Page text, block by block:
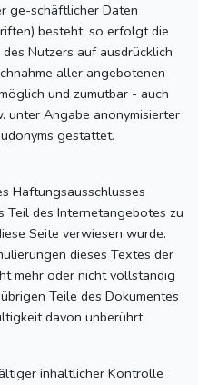
ge-schäftlicher Daten
besteht, so erfolgt die
Nutzers auf ausdrücklich
aller angebotenen
und zumutbar - auch
unter Angabe anonymisierter
gestattet.
Haftungsausschlusses
Teil des Internetangebotes zu
Seite verwiesen wurde.
dieses Textes der
mehr oder nicht vollständig
Teile des Dokumentes
davon unberührt.
inhaltlicher Kontrolle